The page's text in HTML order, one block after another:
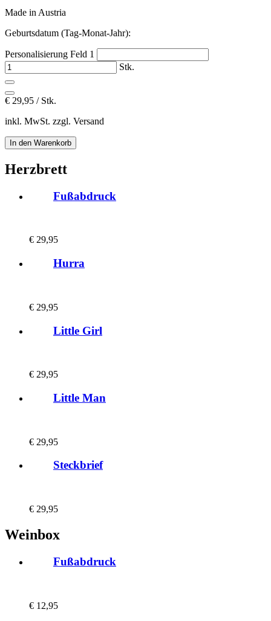
Made in Austria
Geburtsdatum (Tag-Monat-Jahr):
Personalisierung Feld 1
Stk.
€ 29,95 / Stk.
inkl. MwSt. zzgl. Versand
Herzbrett
Fußabdruck
€ 29,95
Hurra
€ 29,95
Little Girl
€ 29,95
Little Man
€ 29,95
Steckbrief
€ 29,95
Weinbox
Fußabdruck
€ 12,95